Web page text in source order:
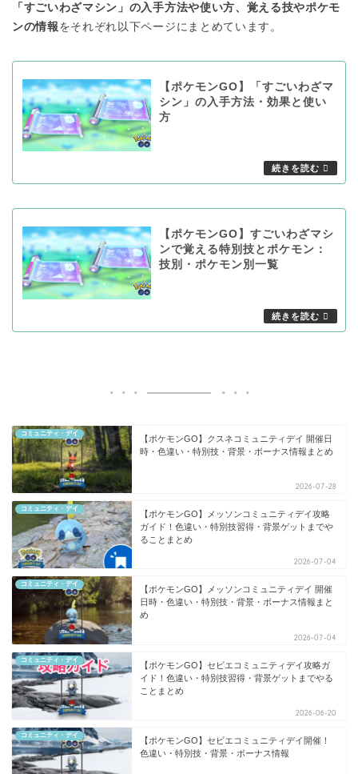
「すごいわざマシン」の入手方法や使い方、覚える技やポケモ
ンの情報 をそれぞれ以下ページにまとめています。
【ポケモンGO】「すごいわざマ
シン」の入手方法・効果と使い
方
【ポケモンGO】すごいわざマシ
ンで覚える特別技とポケモン：
技別・ポケモン別一覧
コミュニティ・デイ
【ポケモンGO】クスネコミュニティデイ 開催日
時・色違い・特別技・背景・ボーナス情報まとめ
2026-07-28
コミュニティ・デイ
【ポケモンGO】メッソンコミュニティデイ攻略
ガイド！色違い・特別技習得・背景ゲットまでや
ることまとめ
2026-07-04
コミュニティ・デイ
【ポケモンGO】メッソンコミュニティデイ 開催
日時・色違い・特別技・背景・ボーナス情報まと
め
2026-07-04
コミュニティ・デイ
【ポケモンGO】セビエコミュニティデイ攻略ガ
イド！色違い・特別技習得・背景ゲットまでやる
ことまとめ
2026-06-20
コミュニティ・デイ
【ポケモンGO】セビエコミュニティデイ開催！
色違い・特別技・背景・ボーナス情報